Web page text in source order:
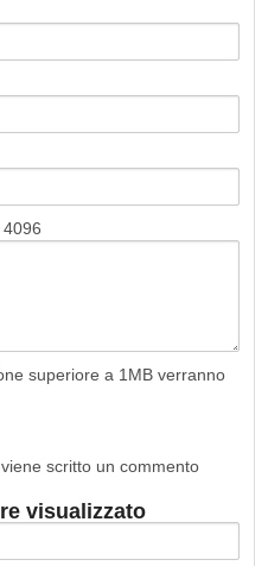
4096
superiore a 1MB verranno
scritto un commento
visualizzato